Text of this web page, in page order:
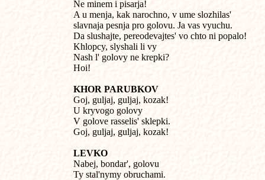
Ne minem i pisarja!
A u menja, kak narochno, v ume slozhilas'
slavnaja pesnja pro golovu. Ja vas vyuchu.
Da slushajte, pereodevajtes' vo chto ni popalo!
Khlopcy, slyshali li vy
Nash l' golovy ne krepki?
Hoi!
KHOR PARUBKOV
Goj, guljaj, guljaj, kozak!
U kryvogo golovy
V golove rasselis' sklepki.
Goj, guljaj, guljaj, kozak!
LEVKO
Nabej, bondar', golovu
Ty stal'nymy obruchami.